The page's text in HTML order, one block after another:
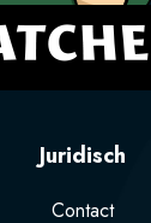
Juridisch
Contact